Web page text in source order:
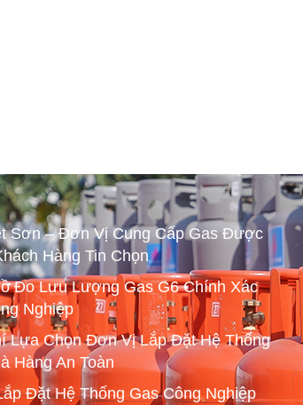
Sơn – Đơn Vị Cung Cấp Gas Được
Hàng Tin Chọn
Đo Lưu Lượng Gas G6 Chính Xác
Nghiệp
Lựa Chọn Đơn Vị Lắp Đặt Hệ Thống
Hàng An Toàn
Đặt Hệ Thống Gas Công Nghiệp